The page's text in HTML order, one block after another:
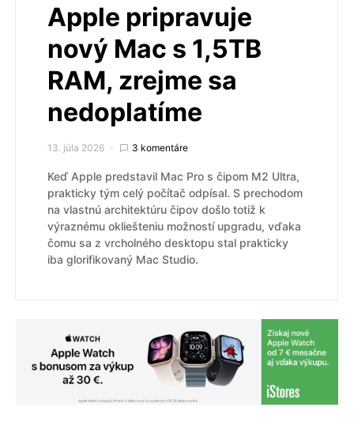
Apple pripravuje
nový Mac s 1,5TB
RAM, zrejme sa
nedoplatíme
13. júla 2026 3 komentáre
Keď Apple predstavil Mac Pro s čipom M2 Ultra,
prakticky tým celý počítač odpísal. S prechodom
na vlastnú architektúru čipov došlo totiž k
výraznému okliešteniu možností upgradu, vďaka
čomu sa z vrcholného desktopu stal prakticky
iba glorifikovaný Mac Studio.